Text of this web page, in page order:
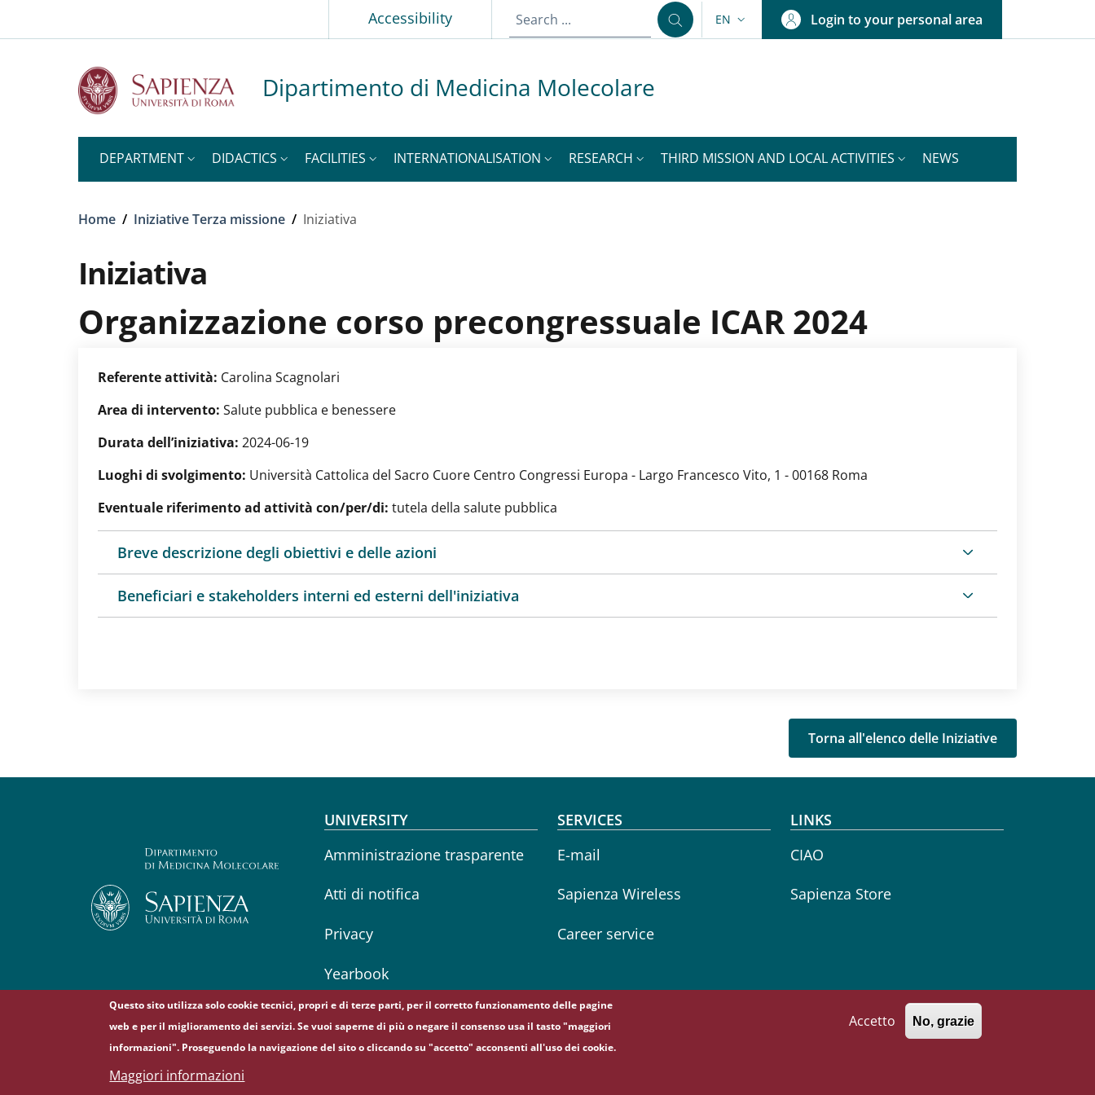
Slim topAccessibility LANGUAGE SWITCHER: CURRENT LANGUAGE
EN Login to your personal area
Dipartimento di Medicina Molecolare
DEPARTMENT DIDACTICS FACILITIES INTERNATIONALISATION RESEARCH THIRD MISSION AND LOCAL ACTIVITIES NEWS
Breadcrumb
Home / Iniziative Terza missione / Iniziativa
Iniziativa
Organizzazione corso precongressuale ICAR 2024
Referente attività: Carolina Scagnolari
Area di intervento: Salute pubblica e benessere
Durata dell’iniziativa: 2024-06-19
Luoghi di svolgimento: Università Cattolica del Sacro Cuore Centro Congressi Europa - Largo Francesco Vito, 1 - 00168 Roma
Eventuale riferimento ad attività con/per/di: tutela della salute pubblica
Breve descrizione degli obiettivi e delle azioni
Beneficiari e stakeholders interni ed esterni dell'iniziativa
Torna all'elenco delle Iniziative
Footer menu
UNIVERSITY
Amministrazione trasparente
Atti di notifica
Privacy
Yearbook
SERVICES
E-mail
Sapienza Wireless
Career service
LINKS
CIAO
Sapienza Store
Questo sito utilizza solo cookie tecnici, propri e di terze parti, per il corretto funzionamento delle pagine
web e per il miglioramento dei servizi. Se vuoi saperne di più o negare il consenso usa il tasto "maggiori
informazioni". Proseguendo la navigazione del sito o cliccando su "accetto" acconsenti all'uso dei cookie.
Maggiori informazioni
Accetto No, grazie